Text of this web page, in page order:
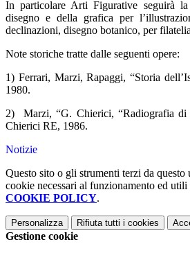
In particolare Arti Figurative seguirà
disegno e della grafica per
declinazioni, disegno botanico, per
Note storiche tratte dalle seguenti opere:
1) Ferrari, Marzi, Rapaggi, “Storia
1980.
2) Marzi, “G. Chierici, “Radiografia di
Chierici RE, 1986.
Notizie
Questo sito o gli strumenti terzi da
cookie necessari al funzionamento ed
COOKIE POLICY.
Personalizza Rifiuta tutti i cookies
Gestione cookie